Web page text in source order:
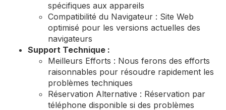
spécifiques aux appareils
Compatibilité du Navigateur : Site Web
optimisé pour les versions actuelles des
navigateurs
Support Technique :
Meilleurs Efforts : Nous ferons des efforts
raisonnables pour résoudre rapidement les
problèmes techniques
Réservation Alternative : Réservation par
téléphone disponible si des problèmes